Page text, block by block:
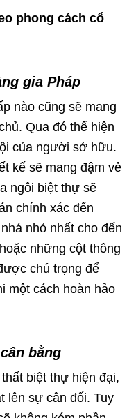
phong cách cổ
gia Pháp
nào cũng sẽ mang
Qua đó thể hiện
của người sở hữu.
kế sẽ mang đậm vẻ
ngôi biệt thự sẽ
chính xác đến
nhỏ nhất cho đến
những cột thông
chú trọng để
một cách hoàn hảo
bằng
biệt thự hiện đại,
lên sự cân đối. Tuy